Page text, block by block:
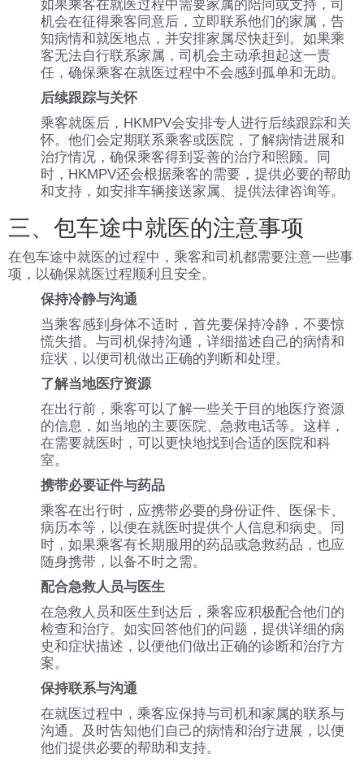
如果乘客在就医过程中需要家属的陪同或支持，司
机会在征得乘客同意后，立即联系他们的家属，告
知病情和就医地点，并安排家属尽快赶到。如果乘
客无法自行联系家属，司机会主动承担起这一责
任，确保乘客在就医过程中不会感到孤单和无助。
后续跟踪与关怀
乘客就医后，HKMPV会安排专人进行后续跟踪和关
怀。他们会定期联系乘客或医院，了解病情进展和
治疗情况，确保乘客得到妥善的治疗和照顾。同
时，HKMPV还会根据乘客的需要，提供必要的帮助
和支持，如安排车辆接送家属、提供法律咨询等。
三、包车途中就医的注意事项
在包车途中就医的过程中，乘客和司机都需要注意一些事
项，以确保就医过程顺利且安全。
保持冷静与沟通
当乘客感到身体不适时，首先要保持冷静，不要惊
慌失措。与司机保持沟通，详细描述自己的病情和
症状，以便司机做出正确的判断和处理。
了解当地医疗资源
在出行前，乘客可以了解一些关于目的地医疗资源
的信息，如当地的主要医院、急救电话等。这样，
在需要就医时，可以更快地找到合适的医院和科
室。
携带必要证件与药品
乘客在出行时，应携带必要的身份证件、医保卡、
病历本等，以便在就医时提供个人信息和病史。同
时，如果乘客有长期服用的药品或急救药品，也应
随身携带，以备不时之需。
配合急救人员与医生
在急救人员和医生到达后，乘客应积极配合他们的
检查和治疗。如实回答他们的问题，提供详细的病
史和症状描述，以便他们做出正确的诊断和治疗方
案。
保持联系与沟通
在就医过程中，乘客应保持与司机和家属的联系与
沟通。及时告知他们自己的病情和治疗进展，以便
他们提供必要的帮助和支持。